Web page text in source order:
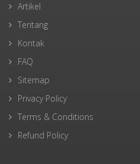
Artikel
Tentang
Kontak
FAQ
Sitemap
Privacy Policy
Terms & Conditions
Refund Policy